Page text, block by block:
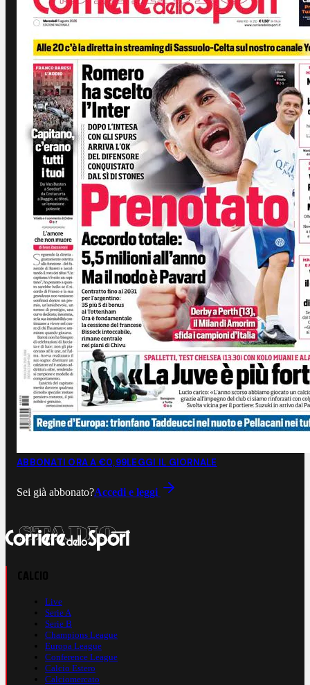
ABBONATI ORA A €0,99LEGGI IL GIORNALE
Sei già abbonato?Accedi e leggi
Live
Serie A
Serie B
Champions League
Europa League
Conference League
Calcio Estero
Calciomercato